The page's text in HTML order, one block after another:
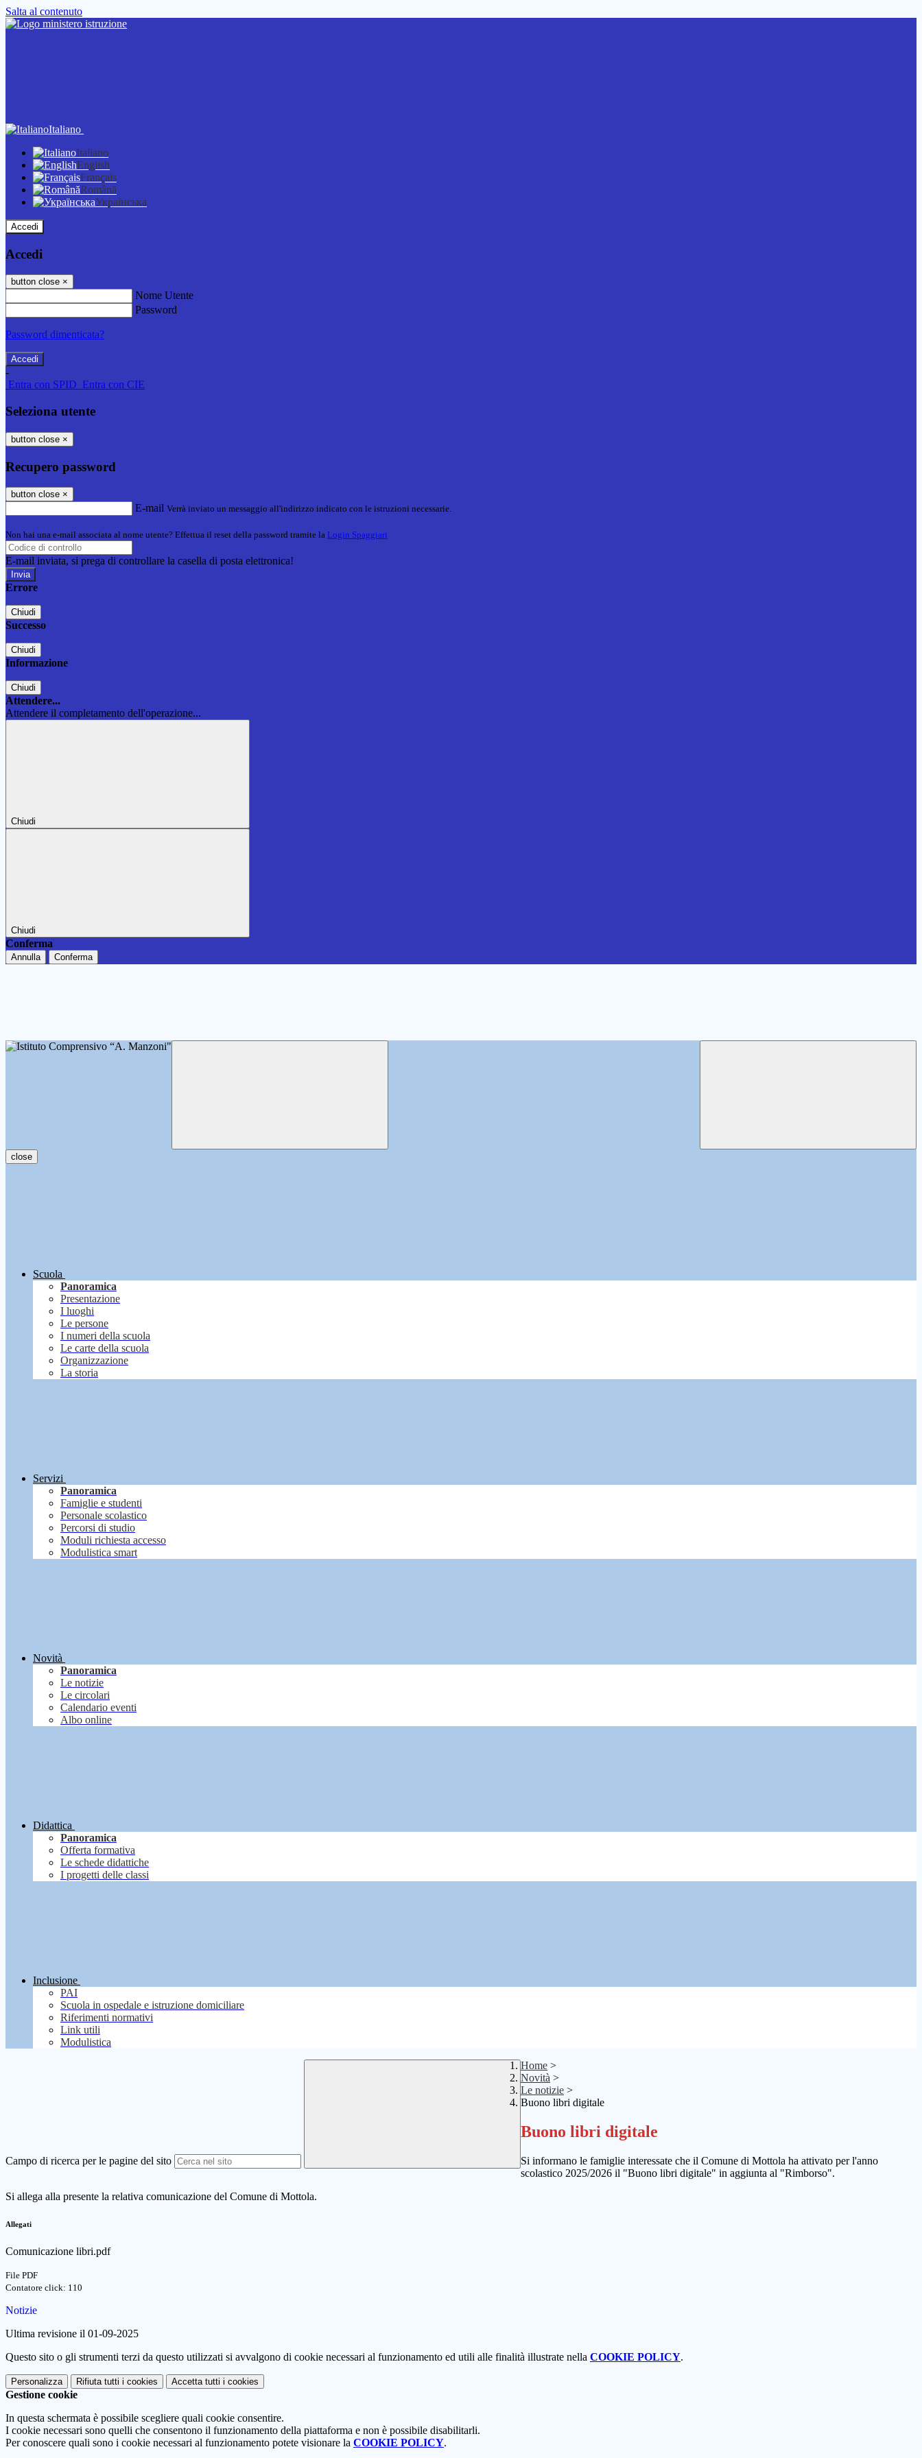
Salta al contenuto
Italiano
Italiano
English
Français
Română
Українська
Accedi
Accedi
button close ×
Nome Utente
Password
Password dimenticata?
-
Entra con SPID Entra con CIE
Seleziona utente
button close ×
Recupero password
button close ×
E-mail Verrà inviato un messaggio all'indirizzo indicato con le istruzioni necessarie.
Non hai una e-mail associata al nome utente? Effettua il reset della password tramite la Login Spaggiari
E-mail inviata, si prega di controllare la casella di posta elettronica!
Errore
Chiudi
Successo
Chiudi
Informazione
Chiudi
Attendere...
Attendere il completamento dell'operazione...
Chiudi
Chiudi
Conferma
Annulla Conferma
close
Scuola
Panoramica
Presentazione
I luoghi
Le persone
I numeri della scuola
Le carte della scuola
Organizzazione
La storia
Servizi
Panoramica
Famiglie e studenti
Personale scolastico
Percorsi di studio
Moduli richiesta accesso
Modulistica smart
Novità
Panoramica
Le notizie
Le circolari
Calendario eventi
Albo online
Didattica
Panoramica
Offerta formativa
Le schede didattiche
I progetti delle classi
Inclusione
PAI
Scuola in ospedale e istruzione domiciliare
Riferimenti normativi
Link utili
Modulistica
Campo di ricerca per le pagine del sito
Home >
Novità >
Le notizie >
Buono libri digitale
Buono libri digitale
Si informano le famiglie interessate che il Comune di Mottola ha attivato per l'anno
scolastico 2025/2026 il "Buono libri digitale" in aggiunta al "Rimborso".
Si allega alla presente la relativa comunicazione del Comune di Mottola.
Allegati
Comunicazione libri.pdf
File PDF
Contatore click: 110
Notizie
Ultima revisione il 01-09-2025
Questo sito o gli strumenti terzi da questo utilizzati si avvalgono di cookie necessari al funzionamento ed utili alle finalità illustrate nella COOKIE POLICY.
Personalizza Rifiuta tutti i cookies Accetta tutti i cookies
Gestione cookie
In questa schermata è possibile scegliere quali cookie consentire.
I cookie necessari sono quelli che consentono il funzionamento della piattaforma e non è possibile disabilitarli.
Per conoscere quali sono i cookie necessari al funzionamento potete visionare la COOKIE POLICY.